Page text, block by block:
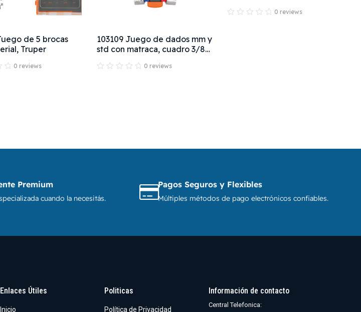
de 5 brocas
Truper
0 reviews
103109 Juego de dados mm y
std con matraca, cuadro 3/8",
0 reviews
0 reviews
Premium
cuando la necesitás.
Pagos Seguros y Flexibles
Múltiples métodos de pago electrónicos confiables.
Enlaces Útiles
Inicio
Politicas
Política de Privacidad
Información de contacto
Central Telefonica: